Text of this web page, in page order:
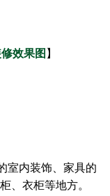
效果图 】
内装饰、家具的
、衣柜等地方。